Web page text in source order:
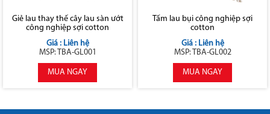
Giẻ lau thay thế cây lau sàn ướt
công nghiệp sợi cotton
Giá : Liên hệ
MSP: TBA-GL001
MUA NGAY
Tấm lau bụi công nghiệp sợi
cotton
Giá : Liên hệ
MSP: TBA-GL002
MUA NGAY